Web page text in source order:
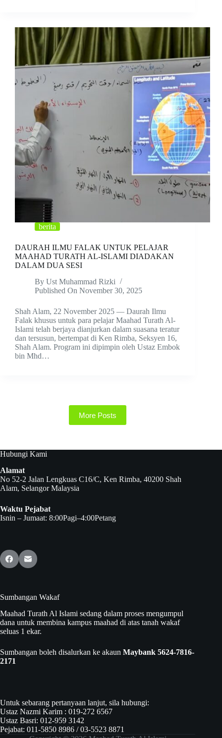
berita
DAURAH ILMU FALAK UNTUK PELAJAR
MAAHAD TURATH AL-ISLAMI DIADAKAN
DALAM DUA SESI
By Ust Muhammad Rizki
Published On November 30, 2025
Shah Alam, 22 November 2025 — Daurah Ilmu
Falak khusus untuk para pelajar Maahad Turath Al-
Islami telah berjaya dianjurkan dalam suasana teratur
dan tersusun, bertempat di Ken Rimba, Seksyen 16,
Shah Alam. Program ini dipimpin oleh Ustaz Embok
bin Mhd…
More Posts
Hubungi Kami
Alamat
No 52-2 Jalan Lengkuas C16/C, Ken Rimba, 40200 Shah
Alam, Selangor Malaysia
Waktu Pejabat
Isnin – Jumaat: 8:00Pagi–4:00Petang
Sumbangan Wakaf
Maahad Turath Al Islami sedang dalam proses mengumpul
dana untuk membina kampus maahad di atas tanah wakaf
seluas 1 ekar.
Sumbangan boleh disalurkan ke akaun Maybank 5624-7816-
2171
Untuk sebarang pertanyaan lanjut, sila hubungi:
Ustaz Nazmi Karim : 019-272 6567
Ustaz Basri: 012-959 3142
Pejabat: ‎011-5850 8986 / 03-5523 8871